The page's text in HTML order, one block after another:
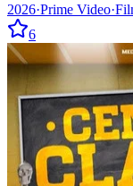
2026·Prime Video·
6